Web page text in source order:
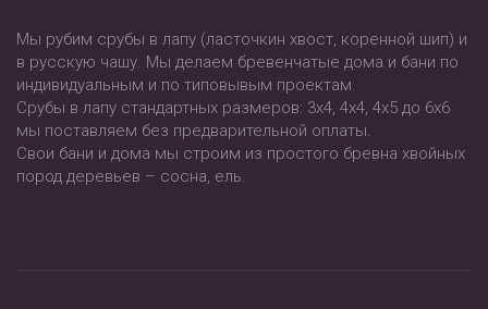
Мы рубим срубы в лапу (ласточкин хвост, коренной шип) и
в русскую чашу. Мы делаем бревенчатые дома и бани по
индивидуальным и по типовывым проектам.
Срубы в лапу стандартных размеров: 3х4, 4х4, 4х5 до 6х6
мы поставляем без предварительной оплаты.
Свои бани и дома мы строим из простого бревна хвойных
пород деревьев – сосна, ель.